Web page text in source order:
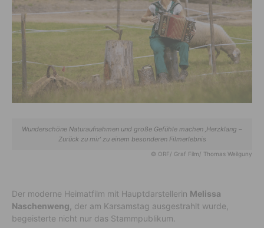
Wunderschöne Naturaufnahmen und große Gefühle machen ‚Herzklang –
Zurück zu mir‘ zu einem besonderen Filmerlebnis
© ORF/ Graf Film/ Thomas Weilguny
Der moderne Heimatfilm mit Hauptdarstellerin Melissa
Naschenweng, der am Karsamstag ausgestrahlt wurde,
begeisterte nicht nur das Stammpublikum.